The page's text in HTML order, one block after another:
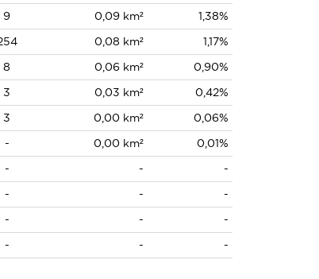
9 0,09 km²
1,38%
0,08 km²
1,17%
8 0,06 km²
0,90%
3 0,03 km²
0,42%
3 0,00 km²
0,06%
- 0,00 km²
0,01%
- -
-
- -
-
- -
-
- - -